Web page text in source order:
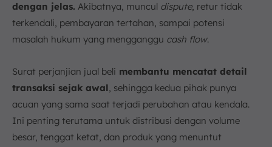
6. Sanksi atau Penalti
7. Klausul Penyelesaian Sengketa
8. Tanda Tangan di Atas Materai
Bisnis
1. Pahami Kebutuhan Kedua Pihak Secara
Mendalam
2. Gunakan Bahasa yang Jelas dan Tidak Ambigu
3. Rincikan Spesifikasi Produk secara Detail
dengan jelas. Akibatnya, muncul dispute, retur tidak
terkendali, pembayaran tertahan, sampai potensi
masalah hukum yang mengganggu cash flow.
Surat perjanjian jual beli membantu mencatat detail
transaksi sejak awal, sehingga kedua pihak punya
acuan yang sama saat terjadi perubahan atau kendala.
Ini penting terutama untuk distribusi dengan volume
besar, tenggat ketat, dan produk yang menuntut